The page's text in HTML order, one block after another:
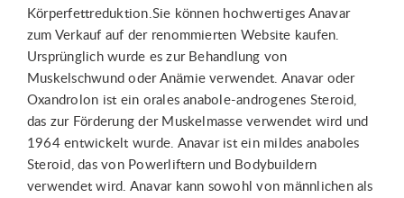
Körperfettreduktion.Sie können hochwertiges Anavar
zum Verkauf auf der renommierten Website kaufen.
Ursprünglich wurde es zur Behandlung von
Muskelschwund oder Anämie verwendet. Anavar oder
Oxandrolon ist ein orales anabole-androgenes Steroid,
das zur Förderung der Muskelmasse verwendet wird und
1964 entwickelt wurde. Anavar ist ein mildes anaboles
Steroid, das von Powerliftern und Bodybuildern
verwendet wird. Anavar kann sowohl von männlichen als